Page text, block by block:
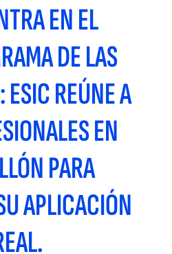
EN EL
DE LAS
ESIC REÚNE A
EN
PARA
APLICACIÓN